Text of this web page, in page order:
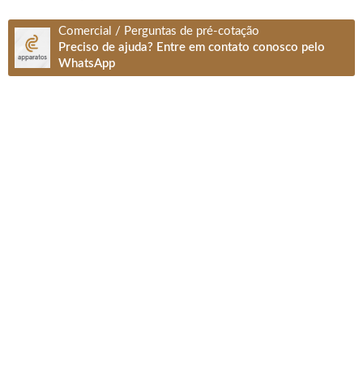
Comercial / Perguntas de pré-cotação
Preciso de ajuda? Entre em contato conosco pelo
WhatsApp